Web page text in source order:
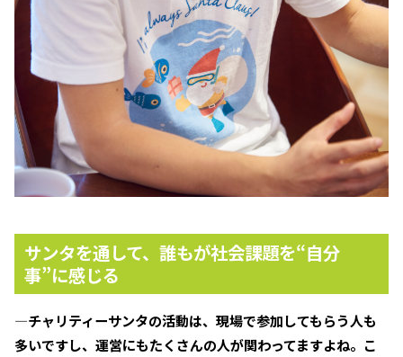
サンタを通して、誰もが社会課題を“自分
事”に感じる
―チャリティーサンタの活動は、現場で参加してもらう人も
多いですし、運営にもたくさんの人が関わってますよね。こ